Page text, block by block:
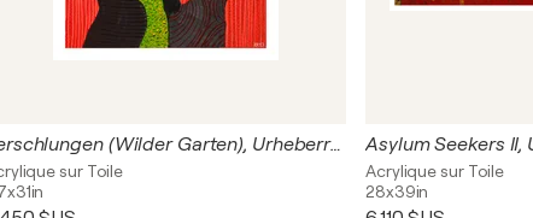
Verschlungen (Wilder Garten), Urheberrecht Katharina Kretschmer
sur Toile
Acrylique sur Toile
28x39in